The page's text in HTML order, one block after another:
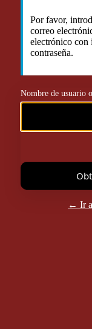
Por favor,
correo
electrónico con
contraseña.
Nombre de usuario
← Ir a